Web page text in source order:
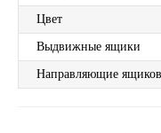
Цвет
Выдвижные ящики
Направляющие ящиков